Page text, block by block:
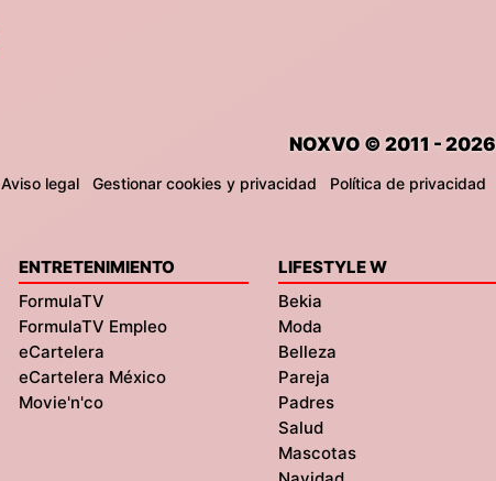
NOXVO © 2011 - 2026
Aviso legal Gestionar cookies y privacidad Política de privacidad
ENTRETENIMIENTO
FormulaTV
FormulaTV Empleo
eCartelera
eCartelera México
Movie'n'co
LIFESTYLE W
Bekia
Moda
Belleza
Pareja
Padres
Salud
Mascotas